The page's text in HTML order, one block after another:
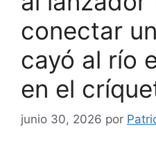
conectar
cayó al río
en el
junio 30, 2026 por